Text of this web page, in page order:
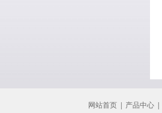
网站首页 | 产品中心 |